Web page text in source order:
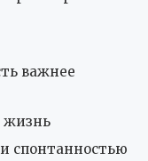
важнее
жизнь
спонтанностью